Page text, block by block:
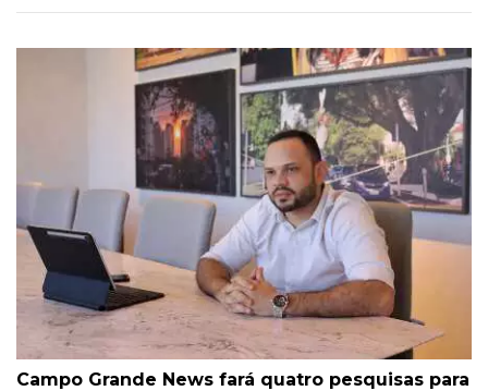
Campo Grande News fará quatro pesquisas para